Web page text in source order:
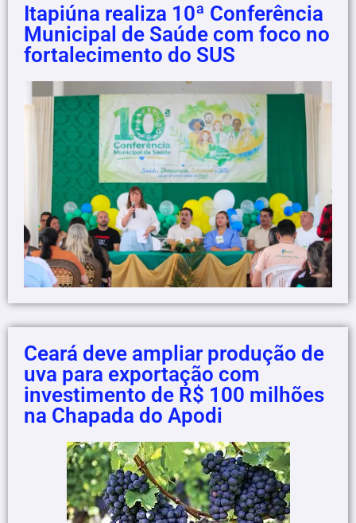
Itapiúna realiza 10ª Conferência
Municipal de Saúde com foco no
fortalecimento do SUS
Ceará deve ampliar produção de
uva para exportação com
investimento de R$ 100 milhões
na Chapada do Apodi